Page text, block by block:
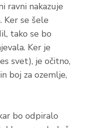
ravni nakazuje
Ker se šele
tako se bo
Ker je
svet), je očitno,
boj za ozemlje,
bo odpiralo